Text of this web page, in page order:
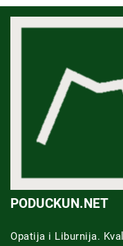
PODUCKUN.NET
Opatija i Liburnija.